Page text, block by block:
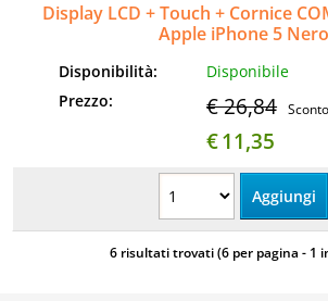
Display LCD + Touch + Cornice
Apple iPhone 5 Nero
Disponibilità:
Disponibile
Prezzo:
€ 26,84
€11,35
6 risultati trovati (6 per pagina - 1